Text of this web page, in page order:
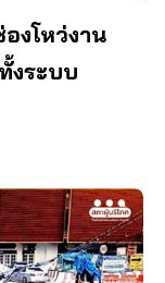
งโหว่งาน
งระบบ